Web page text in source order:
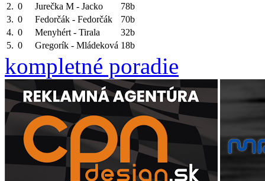
2. 0 Jurečka M - Jacko
78b
3. 0 Fedorčák - Fedorčák
70b
4. 0 Menyhért - Tirala
32b
5. 0 Gregorík - Mládeková 18b
kompletné poradie